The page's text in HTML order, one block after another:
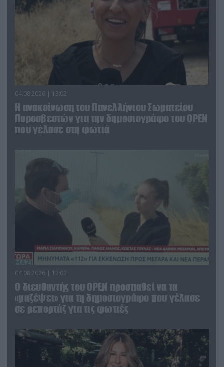
04.08.2026 | 13:02
Η ανακοίνωση του Πανελλήνιου Σωματείου
Πυροσβεστών για την δημοσιογράφο του OPEN
που γέλασε στη φωτιά
04.08.2026 | 12:02
O διευθυντής του OPEN προσπαθεί να τα
«μαζέψει» για τη δημοσιογράφο που γέλασε
σε ρεπορτάζ για τις φωτιές